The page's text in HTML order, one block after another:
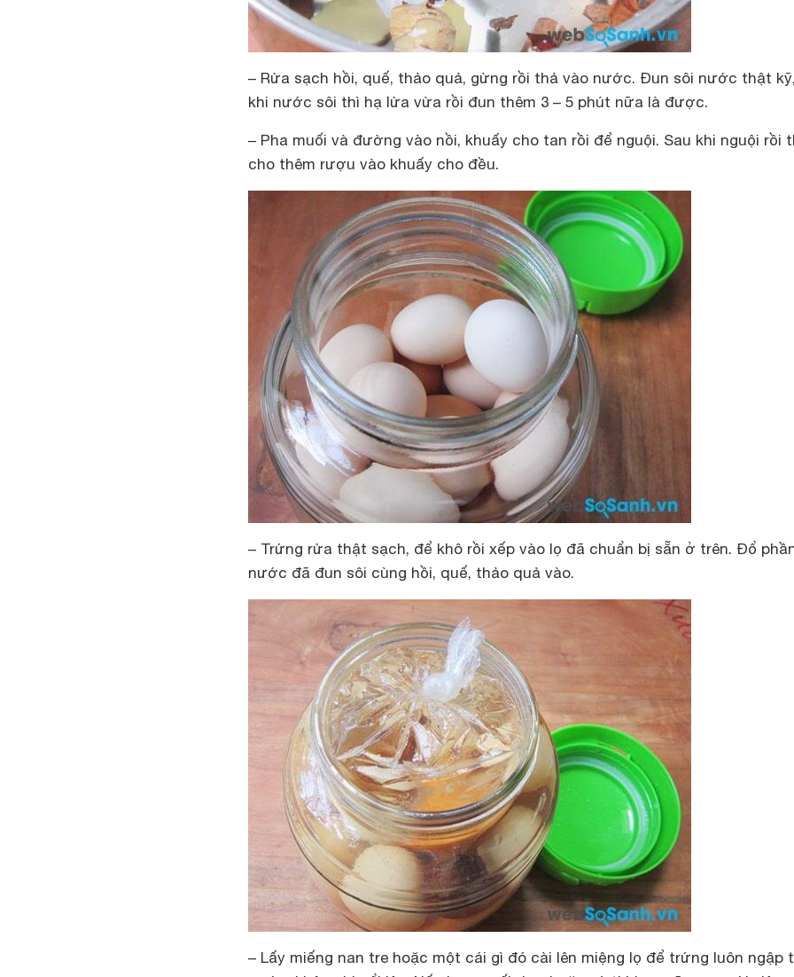
– Rửa sạch hồi, quế, thảo quả, gừng rồi thả vào nước. Đun sôi nước thật
khi nước sôi thì hạ lửa vừa rồi đun thêm 3 – 5 phút nữa là được.
– Pha muối và đường vào nồi, khuấy cho tan rồi để nguội. Sau khi nguội rồi
cho thêm rượu vào khuấy cho đều.
– Trứng rửa thật sạch, để khô rồi xếp vào lọ đã chuẩn bị sẵn ở trên. Đổ
nước đã đun sôi cùng hồi, quế, thảo quả vào.
– Lấy miếng nan tre hoặc một cái gì đó cài lên miệng lọ để trứng luôn ngập